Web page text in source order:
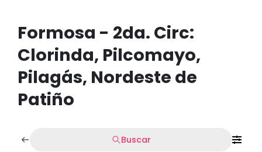
Formosa - 2da. Circ:
Clorinda, Pilcomayo,
Pilagás, Nordeste de
Patiño
Buscar